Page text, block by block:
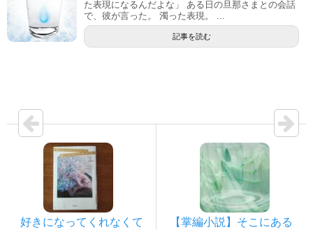
た表現になるんだよな」 ある日の旦那さまとの会話
で、彼が言った。 濁った表現。 ...
記事を読む
好きになってくれなくて
【掌編小説】そこにある